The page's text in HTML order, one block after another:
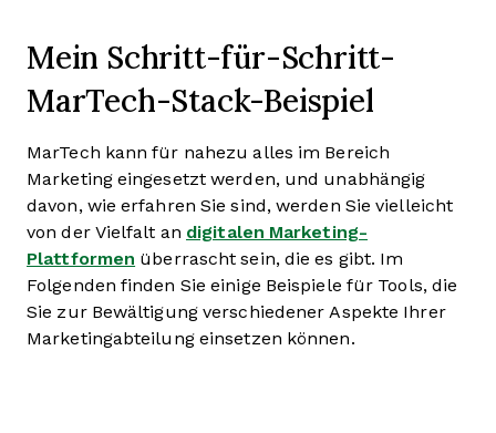
Mein Schritt-für-Schritt-
MarTech-Stack-Beispiel
MarTech kann für nahezu alles im Bereich
Marketing eingesetzt werden, und unabhängig
davon, wie erfahren Sie sind, werden Sie vielleicht
von der Vielfalt an digitalen Marketing-
Plattformen überrascht sein, die es gibt. Im
Folgenden finden Sie einige Beispiele für Tools, die
Sie zur Bewältigung verschiedener Aspekte Ihrer
Marketingabteilung einsetzen können.